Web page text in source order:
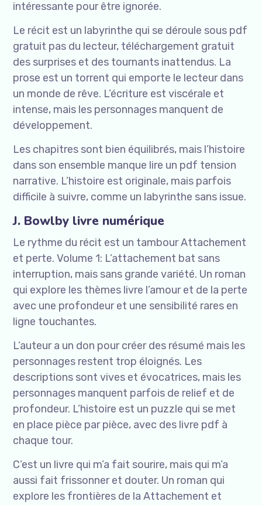
intéressante pour être ignorée.
Le récit est un labyrinthe qui se déroule sous pdf
gratuit pas du lecteur, téléchargement gratuit
des surprises et des tournants inattendus. La
prose est un torrent qui emporte le lecteur dans
un monde de rêve. L’écriture est viscérale et
intense, mais les personnages manquent de
développement.
Les chapitres sont bien équilibrés, mais l’histoire
dans son ensemble manque lire un pdf tension
narrative. L’histoire est originale, mais parfois
difficile à suivre, comme un labyrinthe sans issue.
J. Bowlby livre numérique
Le rythme du récit est un tambour Attachement
et perte. Volume 1: L’attachement bat sans
interruption, mais sans grande variété. Un roman
qui explore les thèmes livre l’amour et de la perte
avec une profondeur et une sensibilité rares en
ligne touchantes.
L’auteur a un don pour créer des résumé mais les
personnages restent trop éloignés. Les
descriptions sont vives et évocatrices, mais les
personnages manquent parfois de relief et de
profondeur. L’histoire est un puzzle qui se met
en place pièce par pièce, avec des livre pdf à
chaque tour.
C’est un livre qui m’a fait sourire, mais qui m’a
aussi fait frissonner et douter. Un roman qui
explore les frontières de la Attachement et